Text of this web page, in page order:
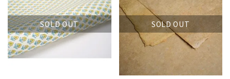
SOLD OUT SOLD OUT